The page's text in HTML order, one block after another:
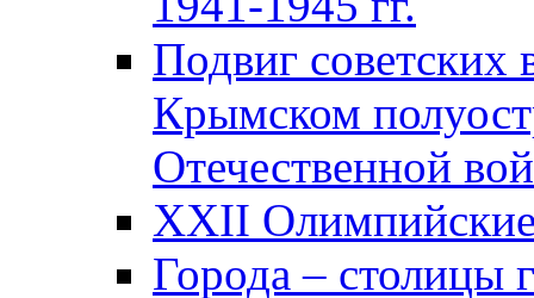
Подвиг советских
Крымском
Отечественной
XXII
Города – столицы